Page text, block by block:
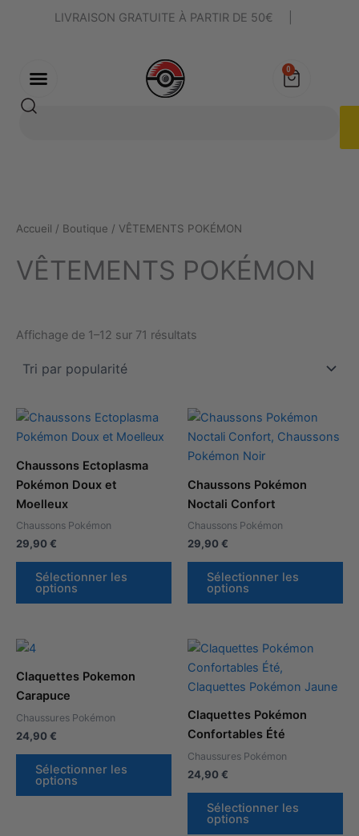
LIVRAISON GRATUITE À PARTIR DE 50€
0
Panier
Rechercher
Accueil / Boutique / VÊTEMENTS POKÉMON
VÊTEMENTS POKÉMON
Affichage de 1–12 sur 71 résultats
par
Chaussons Ectoplasma
Pokémon Doux et
Moelleux
Chaussons Pokémon
29,90€
Sélectionner les
options
produit
variations.
Les
options
peuvent
choisies
page
produit
Chaussons Pokémon
Noctali Confort
Chaussons Pokémon
29,90€
Sélectionner les
options
Claquettes Pokemon
Carapuce
Chaussures Pokémon
24,90€
Sélectionner les
options
produit
variations.
options
peuvent
choisies
Claquettes Pokémon
Confortables Été
Chaussures Pokémon
24,90€
Sélectionner les
options